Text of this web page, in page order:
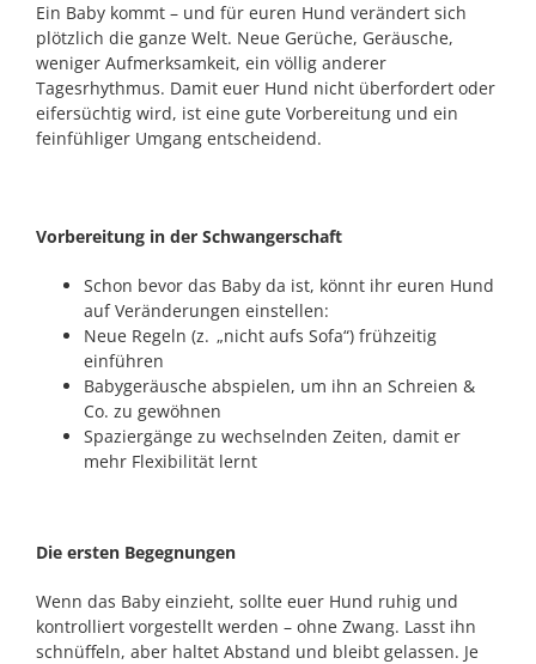
Ein Baby kommt – und für euren Hund verändert sich
plötzlich die ganze Welt. Neue Gerüche, Geräusche,
weniger Aufmerksamkeit, ein völlig anderer
Tagesrhythmus. Damit euer Hund nicht überfordert oder
eifersüchtig wird, ist eine gute Vorbereitung und ein
feinfühliger Umgang entscheidend.
Vorbereitung in der Schwangerschaft
Schon bevor das Baby da ist, könnt ihr euren Hund
auf Veränderungen einstellen:
Neue Regeln (z. „nicht aufs Sofa“) frühzeitig
einführen
Babygeräusche abspielen, um ihn an Schreien &
Co. zu gewöhnen
Spaziergänge zu wechselnden Zeiten, damit er
mehr Flexibilität lernt
Die ersten Begegnungen
Wenn das Baby einzieht, sollte euer Hund ruhig und
kontrolliert vorgestellt werden – ohne Zwang. Lasst ihn
schnüffeln, aber haltet Abstand und bleibt gelassen. Je